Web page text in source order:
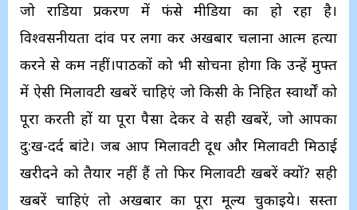
जो राडिया प्रकरण में फंसे मीडिया का हो रहा है।
विश्वसनीयता दांव पर लगा कर अखबार चलाना आत्म हत्या
करने से कम नहीं।पाठकों को भी सोचना होगा कि उन्हें मुफ्त
में ऐसी मिलावटी खबरें चाहिएं जो किसी के निहित स्वार्थों को
पूरा करती हों या पूरा पैसा देकर वे सही खबरें, जो आपका
दु:ख-दर्द बांटे। जब आप मिलावटी दूध और मिलावटी मिठाई
खरीदने को तैयार नहीं हैं तो फिर मिलावटी खबरें क्यों? सही
खबरें चाहिएं तो अखबार का पूरा मूल्य चुकाइये। सस्ता